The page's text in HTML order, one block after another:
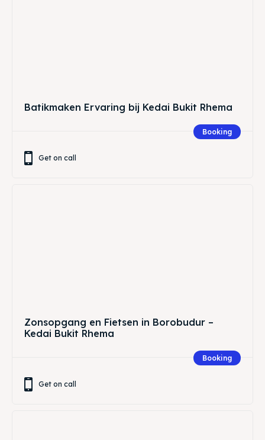
Batikmaken Ervaring bij Kedai Bukit Rhema
Booking
Get on call
Zonsopgang en Fietsen in Borobudur –
Kedai Bukit Rhema
Booking
Get on call